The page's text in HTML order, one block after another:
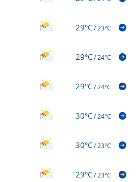
29°C/23°C
29°C/24°C
29°C/24°C
30°C/24°C
30°C/23°C
29°C/23°C